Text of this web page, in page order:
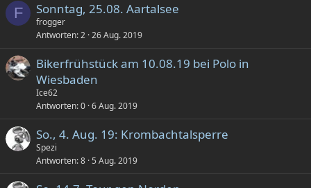
F Sonntag, 25.08. Aartalsee
frogger
Antworten 2 26 Aug. 2019
Bikerfrühstück am 10.08.19 bei Polo in
Wiesbaden
Ice62
Antworten 0 6 Aug. 2019
So., 4. Aug. 19: Krombachtalsperre
Spezi
Antworten 8 5 Aug. 2019